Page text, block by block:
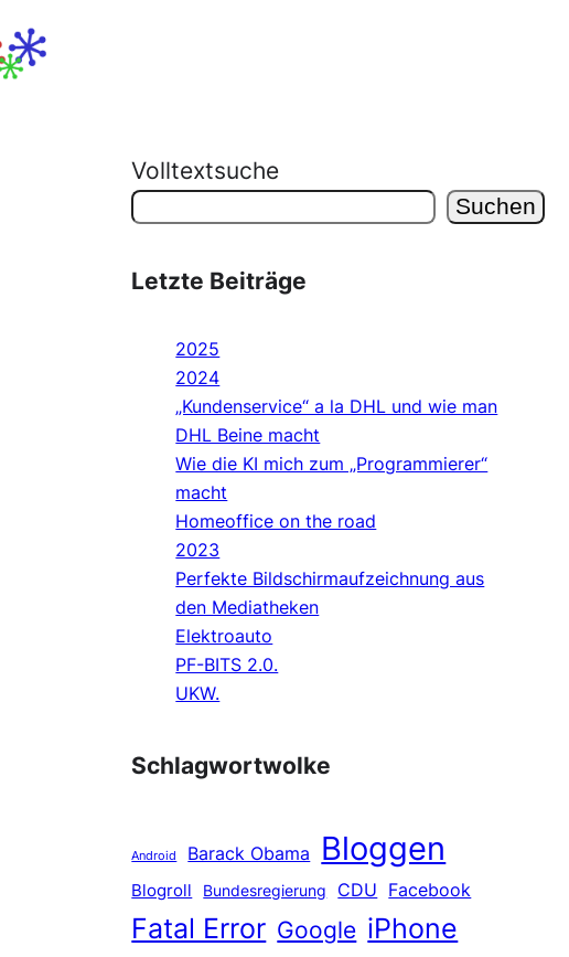
Volltextsuche
Suchen
Letzte Beiträge
2025
2024
„Kundenservice“ a la DHL und wie man
DHL Beine macht
Wie die KI mich zum „Programmierer“
macht
Homeoffice on the road
2023
Perfekte Bildschirmaufzeichnung aus
den Mediatheken
Elektroauto
PF-BITS 2.0.
UKW.
Schlagwortwolke
Android Barack Obama Bloggen
Blogroll Bundesregierung CDU Facebook
Fatal Error Google iPhone